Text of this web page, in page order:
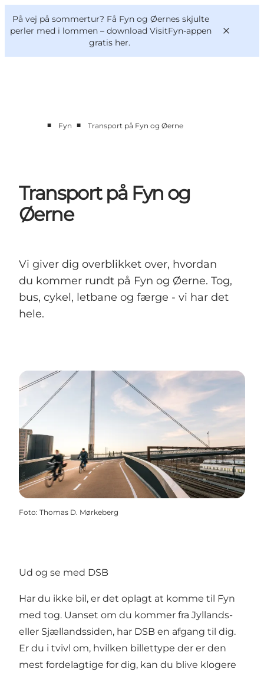
På vej på sommertur? Få Fyn og Øernes skjulte
perler med i lommen – download VisitFyn-appen
gratis her.
Oplevelser
Book lokale oplevelser
VisitFyn
Deutsch
■ Fyn ■ Transport på Fyn og Øerne
Transport på Fyn og
Øerne
Vi giver dig overblikket over, hvordan
du kommer rundt på Fyn og Øerne. Tog,
bus, cykel, letbane og færge - vi har det
hele.
Foto: Thomas D. Mørkeberg
Ud og se med DSB
Har du ikke bil, er det oplagt at komme til Fyn
med tog. Uanset om du kommer fra Jyllands-
eller Sjællandssiden, har DSB en afgang til dig.
Er du i tvivl om, hvilken billettype der er den
mest fordelagtige for dig, kan du blive klogere